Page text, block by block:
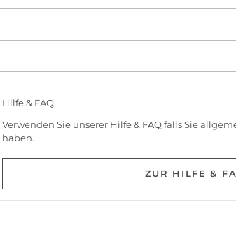
Hilfe & FAQ
Verwenden Sie unserer Hilfe & FAQ falls Sie
haben.
ZUR HILFE &